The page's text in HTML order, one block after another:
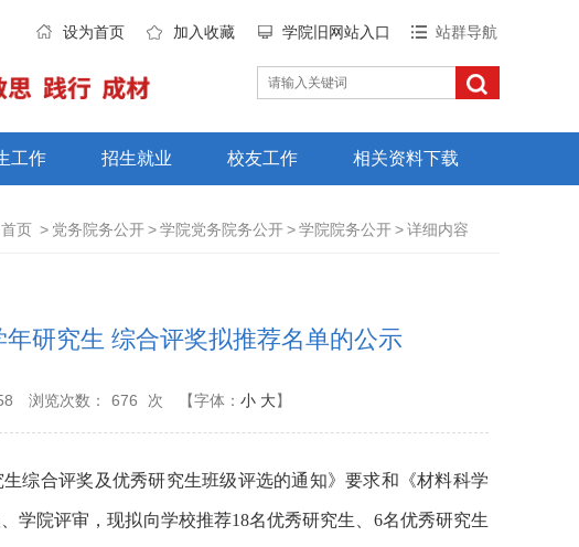
设为首页 加入收藏 学院旧网站入口 站群导航
工作 招生就业 校友工作 相关资料下载
首页 > 党务院务公开>学院党务院务公开>学院院务公开>详细内容
研究生 综合评奖拟推荐名单的公示
浏览次数： 676 次 【字体： 小 大】
综合评奖及优秀研究生班级评选的通知》要求和《材料科学
学院评审，现拟向学校推荐18名优秀研究生、 6名优秀研究生